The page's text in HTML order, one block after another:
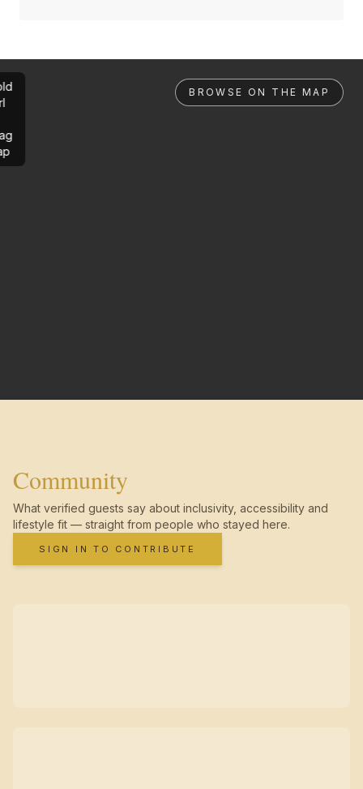
BROWSE ON THE MAP
Community
What verified guests say about inclusivity, accessibility and
lifestyle fit — straight from people who stayed here.
SIGN IN TO CONTRIBUTE